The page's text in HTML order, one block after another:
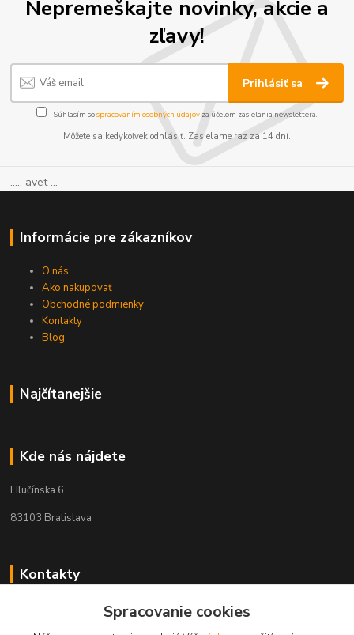
Nepremeškajte novinky, akcie a
zľavy!
Prihlásiť sa
Súhlasím sospracovaním osobných údajov za účelom zasielania newslettera.
Môžete sa kedykoľvek odhlásiť. Zasielame raz za 14 dní.
..... avet ...
Informácie pre zákazníkov
O nás
Ako nakupovať
Obchodné podmienky
Kontakty
Blog
Najčítanejšie
Kde nás nájdete
Hlučínska 6
83103 Bratislava
Kontakty
+421 908 678 479Spracovanie cookies